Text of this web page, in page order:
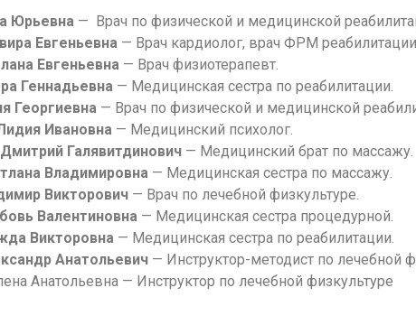
Юрьевна — Врач по физической и медицинской
Евгеньевна — Врач кардиолог, врач ФРМ реабилитации.
Евгеньевна — Врач физиотерапевт.
Геннадьевна — Медицинская сестра по реабилитации.
Георгиевна — Врач по физической и медицинской
Ивановна — Медицинский психолог.
Галявитдинович — Медицинский брат по массажу.
Владимировна — Медицинская сестра по массажу.
Викторович — Врач по лечебной физкультуре.
Валентиновна — Медицинская сестра процедурной.
Викторовна — Медицинская сестра по реабилитации.
Анатольевич — Инструктор-методист по лечебной
Анатольевна — Инструктор по лечебной физкультуре